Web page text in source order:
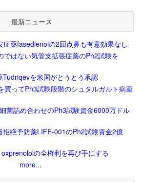
最新ニュース
薬fasedienolの2回点鼻も有意効果なし
ではない気管支拡張症薬のPh2試験を
を米国がとうとう承認
買ってPh3試験段階のシュタルガルト病薬
菌詰め合わせのPh3試験資金6000万ドル
拒絶予防薬LIFE-001のPh2試験資金2億
の全権利を再び手にする
more...